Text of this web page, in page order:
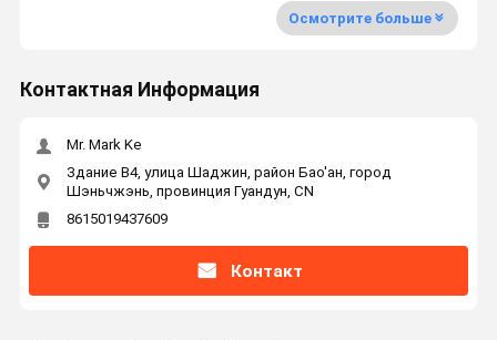
Осмотрите больше
Контактная Информация
Mr. Mark Ke
Здание B4, улица Шаджин, район Бао'ан, город
Шэньчжэнь, провинция Гуандун, CN
8615019437609
Контакт